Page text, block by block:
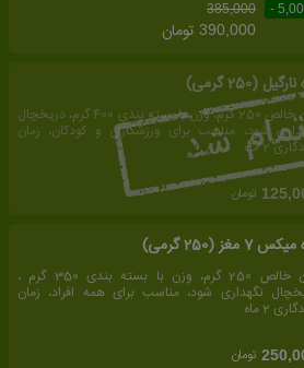
385,000
390,000 تومان
(250 گرمی)
وزن خالص 250 گرم، وزن با بسته بندی 400 گرم، دریخچال
شود، مناسب برای ورزشکاران و کودکان، زمان
2 ماه
تومان
7 مغز (250 گرمی)
وزن خالص 250 گرم، وزن با بسته بندی 350 گرم ،
نگهداری شود، مناسب برای همه افراد، زمان
2 ماه
تومان